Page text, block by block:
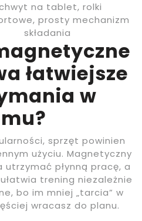
na tablet, rolki
prosty mechanizm
składania
łatwiejsze
w
sprzęt powinien
użyciu. Magnetyczny
płynną pracę, a
trening niezależnie
bo im mniej „tarcia” w
wracasz do planu.